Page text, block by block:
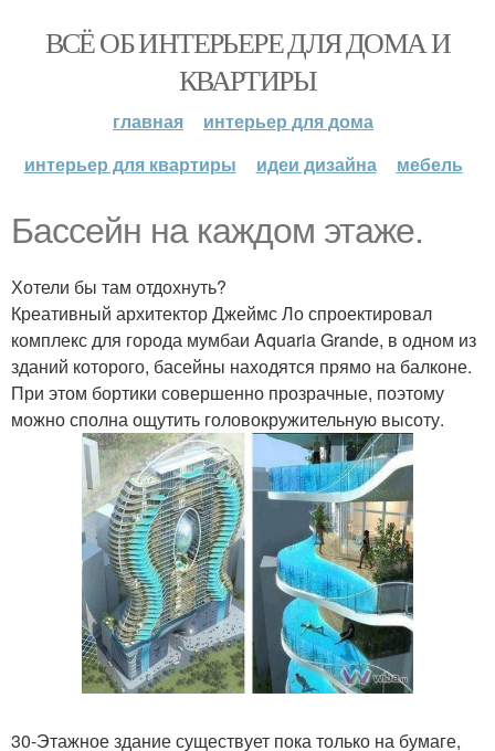
ВСЁ ОБ ИНТЕРЬЕРЕ ДЛЯ ДОМА И
КВАРТИРЫ
главная
интерьер для дома
интерьер для квартиры
идеи дизайна мебель
Бассейн на каждом этаже.
Хотели бы там отдохнуть?
Креативный архитектор Джеймс Ло спроектировал
комплекс для города мумбаи Aquaria Grande, в одном из
зданий которого, басейны находятся прямо на балконе.
При этом бортики совершенно прозрачные, поэтому
можно сполна ощутить головокружительную высоту.
30-Этажное здание существует пока только на бумаге,